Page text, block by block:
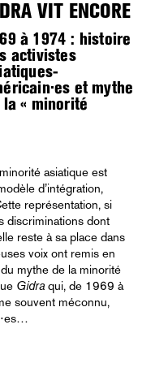
VIT ENCORE
à 1974 : histoire
activistes
et mythe
la « minorité
d’intégration,
représentation, si
discriminations dont
reste à sa place dans
voix ont remis en
mythe de la minorité
Gidra qui, de 1969 à
souvent méconnu,